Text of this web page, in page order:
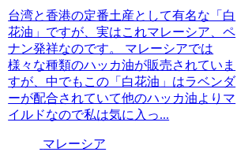
台湾と香港の定番土産として有名な「白
花油」ですが、実はこれマレーシア、ペ
ナン発祥なのです。 マレーシアでは
様々な種類のハッカ油が販売されていま
すが、中でもこの「白花油」はラベンダ
ーが配合されていて他のハッカ油よりマ
イルドなので私は気に入っ...
マレーシア